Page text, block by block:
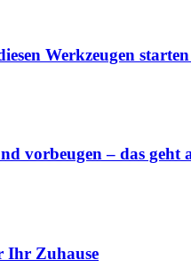
Werkzeugen
vorbeugen – das geht
Ihr Zuhause